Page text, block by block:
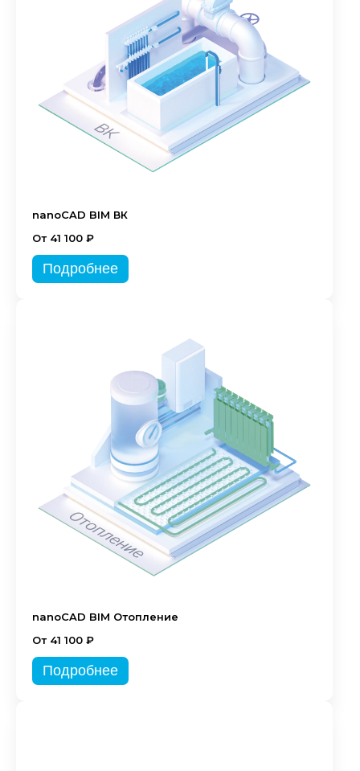
nanoCAD BIM ВК
От 41 100 ₽
Подробнее
nanoCAD BIM Отопление
От 41 100 ₽
Подробнее